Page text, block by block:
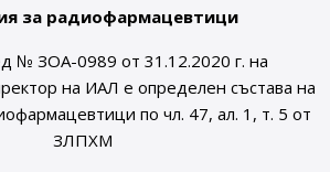
за радиофармацевтици
№ ЗОА-0989 от 31.12.2020 г. на
на ИАЛ е определен състава на
по чл. 47, ал. 1, т. 5 от
ЗЛПХМ